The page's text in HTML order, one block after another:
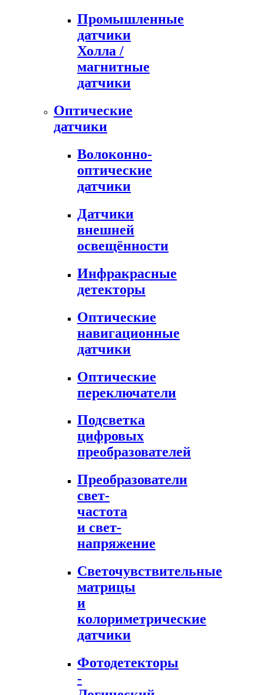
Промышленные
датчики
Холла /
магнитные
датчики
Оптические
датчики
Волоконно-
оптические
датчики
Датчики
внешней
освещённости
Инфракрасные
детекторы
Оптические
навигационные
датчики
Оптические
переключатели
Подсветка
цифровых
преобразователей
Преобразователи
свет-
частота
и свет-
напряжение
Светочувствительные
матрицы
и
колориметрические
датчики
Фотодетекторы
-